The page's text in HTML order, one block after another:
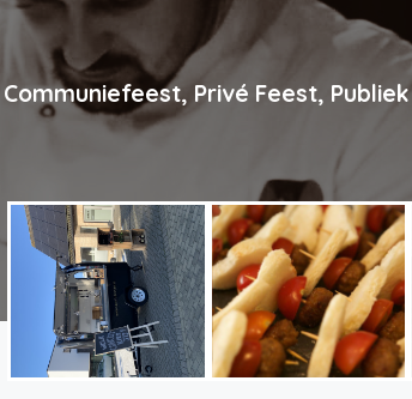
Privé Feest,